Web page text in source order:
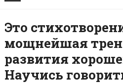
Это
мощнейшая
развития
Научись